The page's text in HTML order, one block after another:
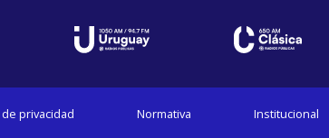
privacidad Normativa Institucional